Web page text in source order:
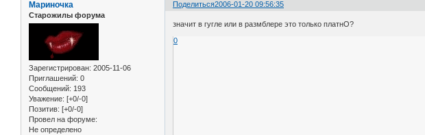
Поделиться2006-01-20 09:56:35
Мариночка
Старожилы форума
Зарегистрирован: 2005-11-06
Приглашений: 0
Сообщений: 193
Уважение: [+0/-0]
Позитив: [+0/-0]
Провел на форуме:
Не определено
значит в гугле или в размблере это только платнО?
0